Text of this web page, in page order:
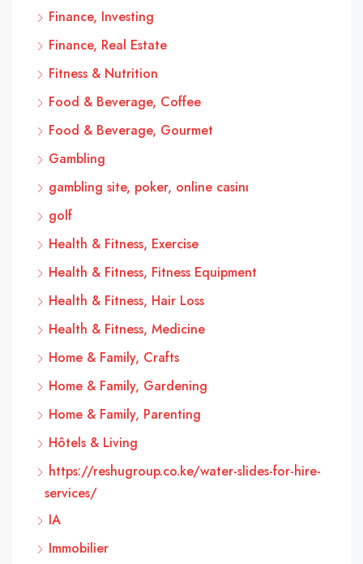
Finance, Investing
Finance, Real Estate
Fitness & Nutrition
Food & Beverage, Coffee
Food & Beverage, Gourmet
Gambling
gambling site, poker, online casinı
golf
Health & Fitness, Exercise
Health & Fitness, Fitness Equipment
Health & Fitness, Hair Loss
Health & Fitness, Medicine
Home & Family, Crafts
Home & Family, Gardening
Home & Family, Parenting
Hôtels & Living
https://reshugroup.co.ke/water-slides-for-hire-
services/
IA
Immobilier